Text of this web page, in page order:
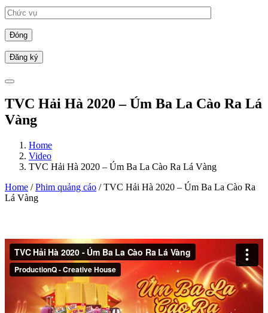
Đóng
TVC Hải Hà 2020 – Úm Ba La Cào Ra Lá
Vàng
Home
Video
TVC Hải Hà 2020 – Úm Ba La Cào Ra Lá Vàng
Home /Phim quảng cáo / TVC Hải Hà 2020 – Úm Ba La Cào Ra
Lá Vàng